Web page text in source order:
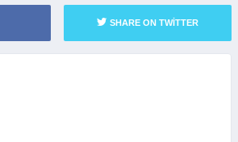
SHARE ON TWITTER